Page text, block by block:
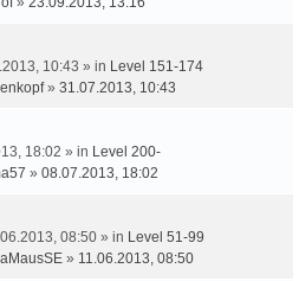
10:43 » in Level 151-174
» 31.07.2013, 10:43
18:02 » in Level 200-
» 08.07.2013, 18:02
08:50 » in Level 51-99
» 11.06.2013, 08:50